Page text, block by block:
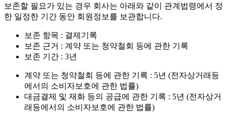
보존할 필요가 있는 경우 회사는 아래와 같이 관계법령에서 정
한 일정한 기간 동안 회원정보를 보관합니다.
보존 항목 : 결제기록
보존 근거 : 계약 또는 청약철회 등에 관한 기록
보존 기간 : 3년
계약 또는 청약철회 등에 관한 기록 : 5년 (전자상거래등
에서의 소비자보호에 관한 법률)
대금결제 및 재화 등의 공급에 관한 기록 : 5년 (전자상거
래등에서의 소비자보호에 관한 법률)